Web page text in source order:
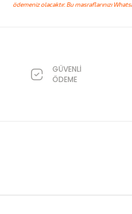
ödemeniz olacaktır. Bu masraflarınızı
GÜVENLİ
ÖDEME